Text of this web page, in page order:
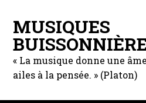
MUSIQUES
« La musique donne une
ailes à la pensée. » (Platon)